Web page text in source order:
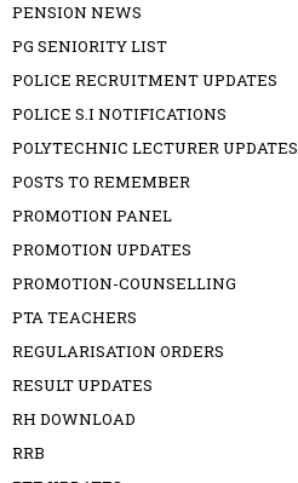
PENSION NEWS
PG SENIORITY LIST
POLICE RECRUITMENT UPDATES
POLICE S.I NOTIFICATIONS
POLYTECHNIC LECTURER UPDATES
POSTS TO REMEMBER
PROMOTION PANEL
PROMOTION UPDATES
PROMOTION-COUNSELLING
PTA TEACHERS
REGULARISATION ORDERS
RESULT UPDATES
RH DOWNLOAD
RRB